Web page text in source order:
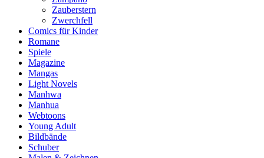
Zauberstern
Zwerchfell
Comics für Kinder
Romane
Spiele
Magazine
Mangas
Light Novels
Manhwa
Manhua
Webtoons
Young Adult
Bildbände
Schuber